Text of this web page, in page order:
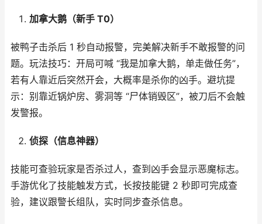
加拿大鹅（新手 T0）
被鸭子击杀后 1 秒自动报警，完美解决新手不敢报警的问
题。玩法技巧：开局可喊 “我是加拿大鹅，单走做任务”，
若有人靠近后突然开会，大概率是杀你的凶手。避坑提
示：别靠近锅炉房、雾洞等 “尸体销毁区”，被刀后不会触
发警报。​
侦探（信息神器）
技能可查验玩家是否杀过人，查到凶手会显示恶魔标志。
手游优化了技能触发方式，长按技能键 2 秒即可完成查
验，建议跟警长组队，实时同步查杀信息。​